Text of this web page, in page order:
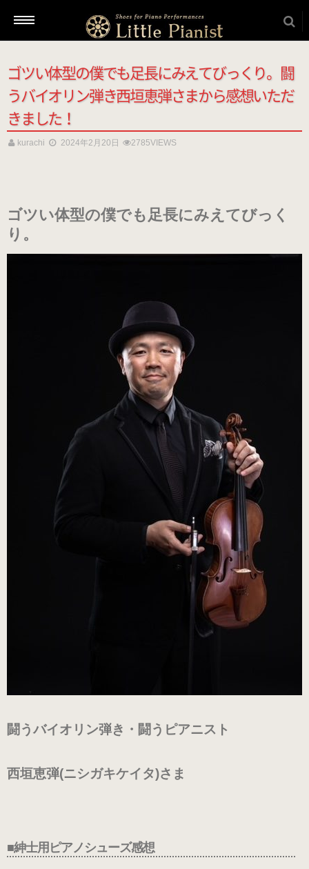
新着情報
商品を選ぶ
ローヒール
（ブラック・エナメル）
（シャンパン・スムース）
（22.5～26.0cm）
ローヒール 子供サイズ
（シャンパン・スムース）
（21.0～22.0cm）
（22.5～26.0cm）数量限定商品
（21.0～22.0cm）数量限定商品
（ヒール高2.5cm）
ゴツい体型の僕でも足長にみえてびっくり。闘
うバイオリン弾き西垣恵弾さまから感想いただ
きました！
kurachi 2024年2月20日 2785VIEWS
ゴツい体型の僕でも足長にみえてびっく
り。
闘うバイオリン弾き・闘うピアニスト
西垣恵弾(ニシガキケイタ)さま
■紳士用ピアノシューズ感想